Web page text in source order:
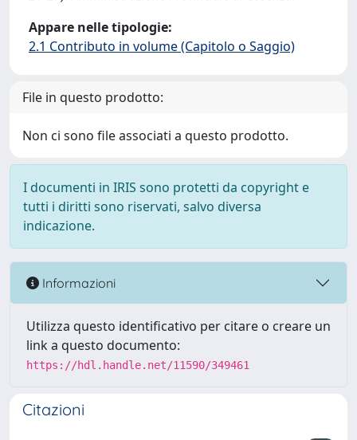
Appare nelle tipologie:
2.1 Contributo in volume (Capitolo o Saggio)
File in questo prodotto:
Non ci sono file associati a questo prodotto.
I documenti in IRIS sono protetti da copyright e
tutti i diritti sono riservati, salvo diversa
indicazione.
Informazioni
Utilizza questo identificativo per citare o creare un
link a questo documento:
https://hdl.handle.net/11590/349461
Citazioni